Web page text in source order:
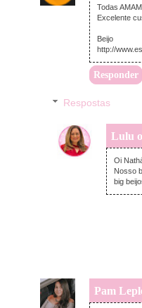
Todas
Excelente
Beijo
http://
Responder
Respostas
Lulu
Oi
Nosso
big
Pam